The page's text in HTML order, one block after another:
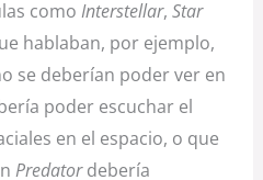
como Interstellar, Star
hablaban, por ejemplo,
se deberían poder ver en
poder escuchar el
en el espacio, o que
Predatordebería